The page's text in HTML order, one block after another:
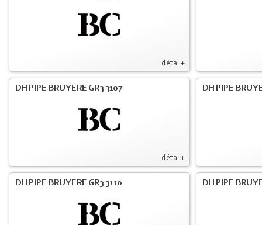
détail+
détail+
DH PIPE BRUYERE GR3 3107 DH PIPE
DH PIPE BRUYERE GR3 3110 DH PIPE